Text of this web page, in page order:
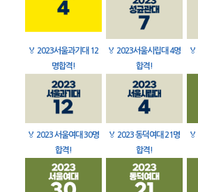
🏅 2023서울과기대 12
명합격!
🏅 2023서울시립대 4명
합격!
🏅
🏅 2023 서울여대 30명
합격!
🏅 2023 동덕여대 21명
합격!
🏅